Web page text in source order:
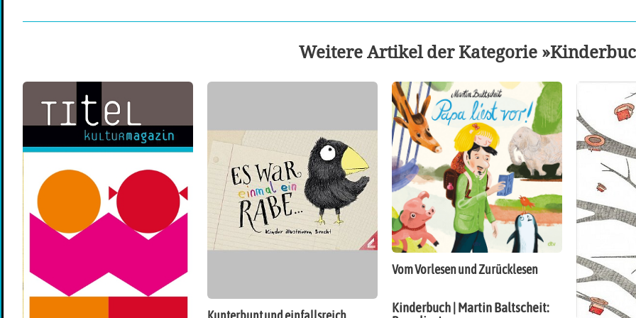
Weitere Artikel der Kategorie
Vom Vorlesen und Zurücklesen
Kinderbuch | Martin Baltscheit: